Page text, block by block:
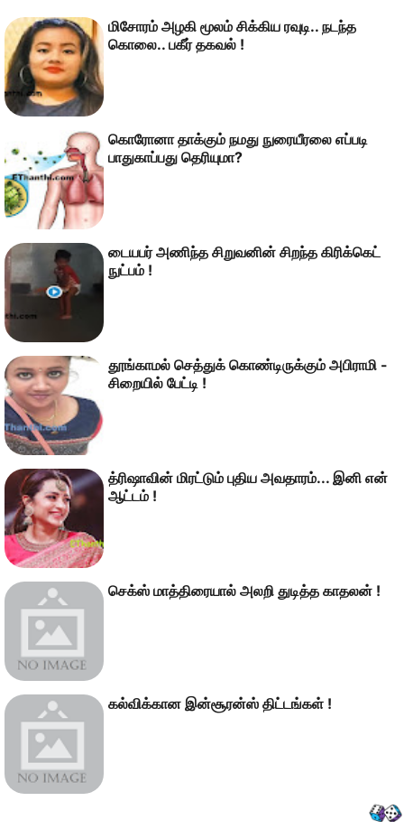
மிசோரம் அழகி மூலம் சிக்கிய ரவுடி.. நடந்த
கொலை.. பகீர் தகவல் !
கொரோனா தாக்கும் நமது நுரையீரலை எப்படி
பாதுகாப்பது தெரியுமா?
டையபர் அணிந்த சிறுவனின் சிறந்த கிரிக்கெட்
நுட்பம் !
தூங்காமல் செத்துக் கொண்டிருக்கும் அபிராமி -
சிறையில் பேட்டி !
த்ரிஷாவின் மிரட்டும் புதிய அவதாரம்... இனி என்
ஆட்டம் !
செக்ஸ் மாத்திரையால் அலறி துடித்த காதலன் !
கல்விக்கான இன்சூரன்ஸ் திட்டங்கள் !